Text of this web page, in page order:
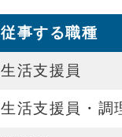
従事する職種
生活支援員
生活支援員・調